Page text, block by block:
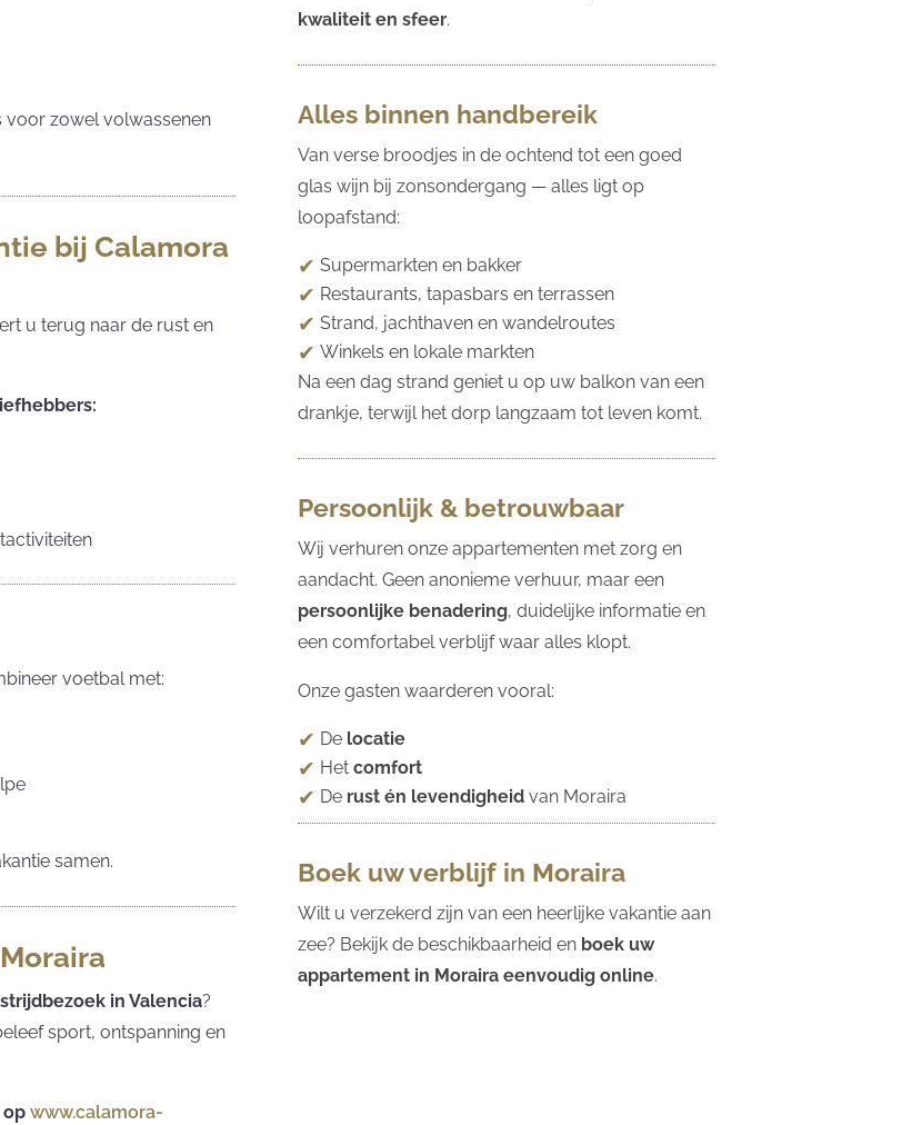
voor zowel volwassenen
bij Calamora
u terug naar de rust en
voetbal met:
samen.
in Valencia?
sport, ontspanning en
opwww.calamora-
kwaliteit en sfeer.
Alles binnen handbereik
Van verse broodjes in de ochtend tot een goed
glas wijn bij zonsondergang — alles ligt op
loopafstand:
Supermarkten en bakker
Restaurants, tapasbars en terrassen
Strand, jachthaven en wandelroutes
Winkels en lokale markten
Na een dag strand geniet u op uw balkon van een
drankje, terwijl het dorp langzaam tot leven komt.
Persoonlijk & betrouwbaar
Wij verhuren onze appartementen met zorg en
aandacht. Geen anonieme verhuur, maar een
persoonlijke benadering, duidelijke informatie en
een comfortabel verblijf waar alles klopt.
Onze gasten waarderen vooral:
De locatie
Hetcomfort
De rust én levendigheid van Moraira
Boek uw verblijf in Moraira
Wilt u verzekerd zijn van een heerlijke vakantie aan
zee? Bekijk de beschikbaarheid en boek uw
appartement in Moraira eenvoudig online.